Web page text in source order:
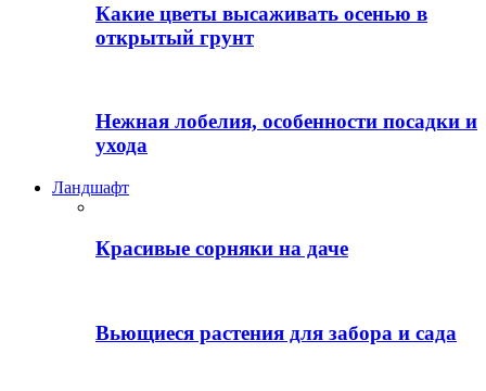
Какие цветы высаживать осенью в
открытый грунт
Нежная лобелия, особенности посадки и
ухода
Ландшафт
Красивые сорняки на даче
Вьющиеся растения для забора и сада